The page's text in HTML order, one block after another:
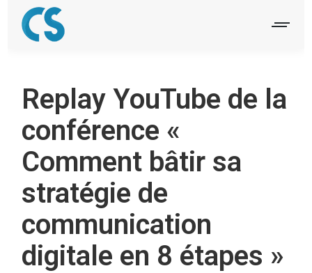
Replay YouTube de la
conférence «
Comment bâtir sa
stratégie de
communication
digitale en 8 étapes »